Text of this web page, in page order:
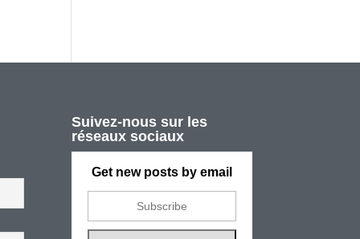
Suivez-nous sur les
réseaux sociaux
Get new posts by email